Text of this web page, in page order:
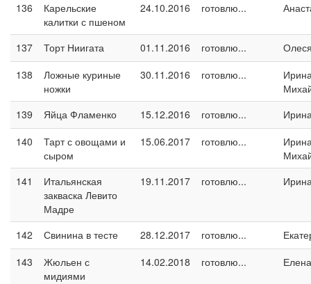
136
Карельские
калитки с пшеном
24.10.2016 готовлю...
137 Торт Ниигата 01.11.2016 готовлю...
138
Ложные куриные
ножки
30.11.2016 готовлю...
139
Яйца Фламенко 15.12.2016 готовлю...
140
Тарт с овощами и
сыром
15.06.2017 готовлю...
141
Итальянская
закваска Левито
Мадре
19.11.2017 готовлю...
142 Свинина в тесте 28.12.2017 готовлю...
143
Жюльен с
мидиями
14.02.2018 готовлю...